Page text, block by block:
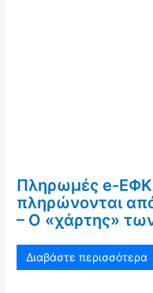
Πληρωμές e-
πληρώνονται
– Ο «χάρτης»
Διαβάστε περισσότερα